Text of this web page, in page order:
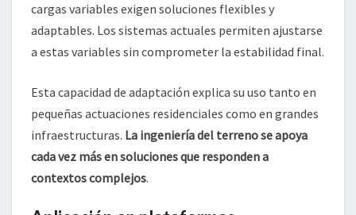
cargas variables exigen soluciones flexibles y
adaptables. Los sistemas actuales permiten ajustarse
a estas variables sin comprometer la estabilidad final.
Esta capacidad de adaptación explica su uso tanto en
pequeñas actuaciones residenciales como en grandes
infraestructuras. La ingeniería del terreno se apoya
cada vez más en soluciones que responden a
contextos complejos.